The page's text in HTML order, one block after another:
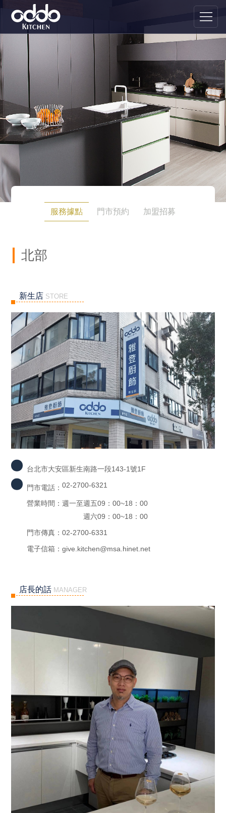
服務據點 門市預約 加盟招募
北部
新生店 STORE
台北市大安區新生南路一段143-1號1F
門市電話： 02-2700-6321
營業時間： 週一至週五09：00~18：00
週六09：00~18：00
門市傳真： 02-2700-6331
電子信箱： give.kitchen@msa.hinet.net
店長的話 MANAGER